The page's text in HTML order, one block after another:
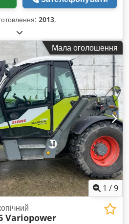
2013,
Мала оголошення
1 /9
Variopower